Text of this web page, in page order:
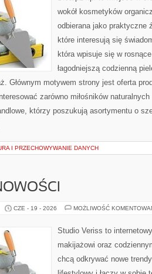
wokół kosmetyków
odbierana jako praktyczne
które interesują się
która wpisuje się w
łagodniejszą codzienną
Głównym motywem strony jest oferta
zarówno miłośników
którzy poszukują asortymentu o
I PRZECHOWYWANIE DANYCH
CZE - 19 - 2026 MOŻLIWOŚĆ
Studio Veriss to
makijażowi oraz
chcą odkrywać nowe